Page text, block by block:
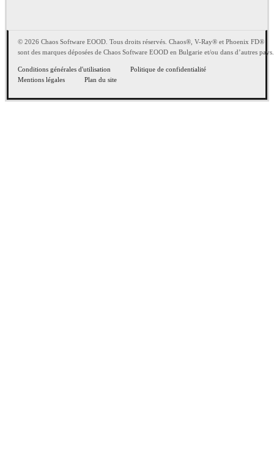
© 2026 Chaos Software EOOD. Tous droits réservés. Chaos®, V-Ray® et Phoenix FD®
sont des marques déposées de Chaos Software EOOD en Bulgarie et/ou dans d’autres pays.
Conditions générales d'utilisation
Politique de confidentialité
Mentions légales
Plan du site